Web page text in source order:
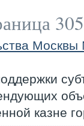
305
казне